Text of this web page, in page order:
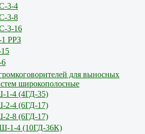
3-4
3-8
3-16
1 РРЗ
6
для выносных
широкополосные
1-4 (4ГД-35)
2-4 (6ГД-17)
2-8 (6ГД-17)
1-4 (10ГД-36К)